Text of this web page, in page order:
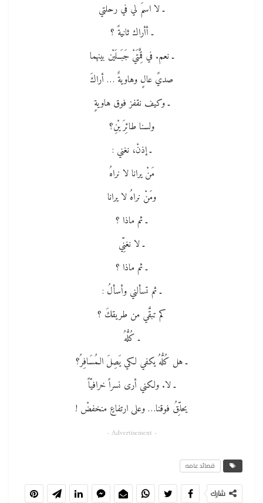
ـ لا اسمَ لي في رحلتي
ـ أأراك ثانيةً ؟
ـ نعم. في قِمَّتَيْ جَبَــلَيْن بينهما
صديً عالٍ وهاويةٌ … أراكَ
ـ وكيف نقفز فوق هاويةٍ
ولسنا طائِرَ يْنِ؟
ـ إذنْ، نغني :
مَنْ يرانا لا نراهُ
ومَنْ نراهُ لا يرانا
ـ ثم ماذا ؟
ـ لا نغنِّي
ـ ثم ماذا ؟
ـ ثم تسألني وأسألُ :
كم تبقَّي من طريقكَ ؟
ـ كُلُّهُ
ـ هل كُلُّهُ يكفي لكي يَصِلَ الـمُسَافِرُ؟
ـ لا. ولكني أرى نسراً خرافيّاً
يحلِّقُ فوقنا… وعلى ارتفاعٍ منخفضْ !
- Advertisement -
قصائد عامه
شارك